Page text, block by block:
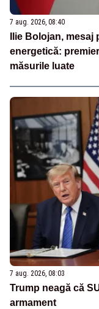
7 aug. 2026, 08:40
Ilie Bolojan,
energetică:
măsurile luate
7 aug. 2026, 08:03
Trump neagă că
armament